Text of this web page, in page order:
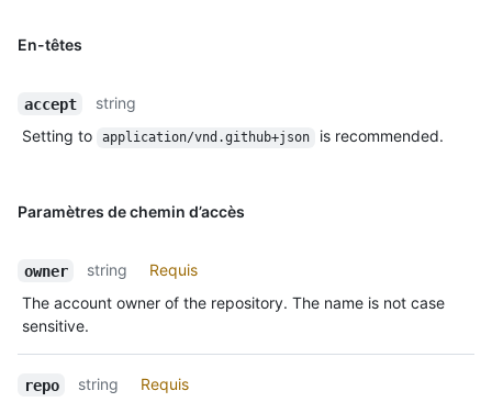
En-têtes
accept
string
Setting to
application/vnd.github+json is recommended.
Paramètres de chemin d’accès
owner string
Requis
The account owner of the repository. The name is not case
sensitive.
repo string
Requis